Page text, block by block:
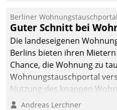
Berliner Wohnungstauschportal
Guter Schnitt bei
Die landeseigenen
Berlins bieten ihren
Chance, die Wohnung zu
Wohnungstauschportal
Nutzung des knappen
Anwendungsfall für
Andreas Lerchner